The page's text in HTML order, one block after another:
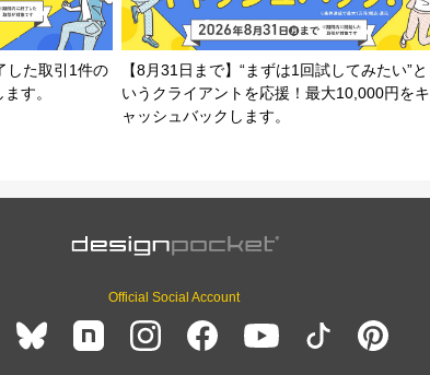
した取引1件の
す。
【8月31日まで】“まずは1回試してみたい”と
いうクライアントを応援！最大10,000円をキ
ャッシュバックします。
Official Social Account